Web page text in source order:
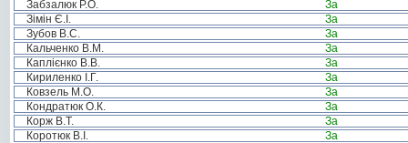
Забзалюк Р.О.
За
Зімін Є.І.
За
Зубов В.С.
За
Кальченко В.М.
За
Каплієнко В.В.
За
Кириленко І.Г.
За
Ковзель М.О.
За
Кондратюк О.К.
За
Корж В.Т.
За
Коротюк В.І.
За